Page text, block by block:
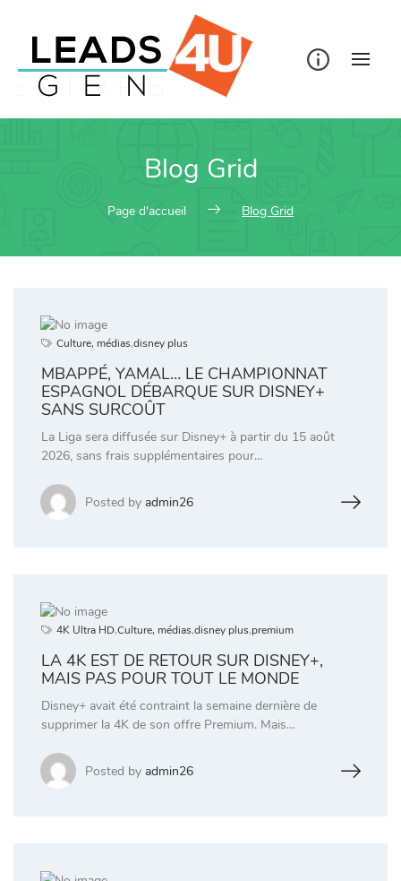
Blog Grid
Page d'accueil Blog Grid
Culture, médias,disney plus
MBAPPÉ, YAMAL… LE CHAMPIONNAT
ESPAGNOL DÉBARQUE SUR DISNEY+
SANS SURCOÛT
La Liga sera diffusée sur Disney+ à partir du 15 août
2026, sans frais supplémentaires pour…
Posted by admin26
4K Ultra HD,Culture, médias,disney plus,premium
LA 4K EST DE RETOUR SUR DISNEY+,
MAIS PAS POUR TOUT LE MONDE
Disney+ avait été contraint la semaine dernière de
supprimer la 4K de son offre Premium. Mais…
Posted by admin26